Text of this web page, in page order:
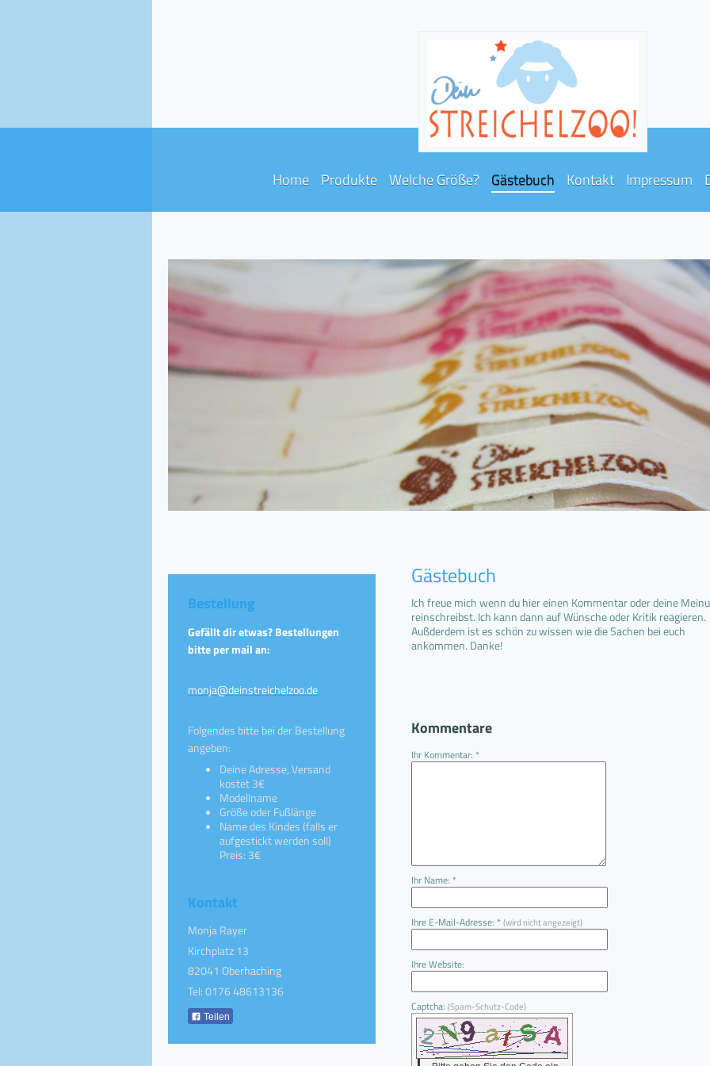
Home Produkte Welche Größe? Gästebuch Kontakt Impressum
Gästebuch
Ich freue mich wenn du hier einen Kommentar oder deine
reinschreibst. Ich kann dann auf Wünsche oder Kritik reagieren.
Außderdem ist es schön zu wissen wie die Sachen bei euch
ankommen. Danke!
Kommentare
Ihr Kommentar: *
Ihr Name: *
Ihre E-Mail-Adresse: *(wird nicht angezeigt)
Ihre Website:
Captcha:(Spam-Schutz-Code)
Bestellung
Gefällt dir etwas? Bestellungen
bitte per mail an:
monja@deinstreichelzoo.de
Folgendes bitte bei der Bestellung
angeben:
Deine Adresse, Versand
kostet 3€
Modellname
Größe oder Fußlänge
Name des Kindes (falls er
aufgestickt werden soll)
Preis: 3€
Kontakt
Monja Rayer
Kirchplatz 13
82041 Oberhaching
Tel: 0176 48613136
Teilen